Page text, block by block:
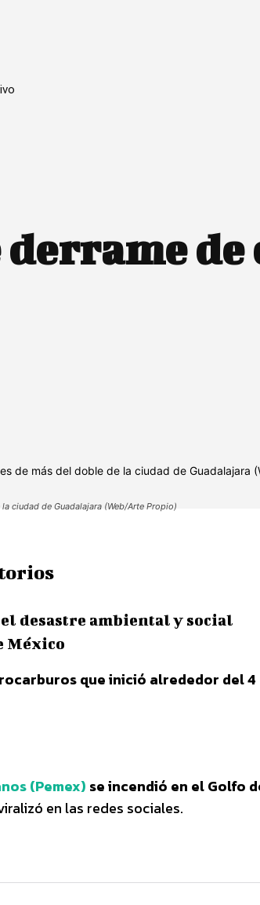
de
ciudad de Guadalajara (Web/Arte Propio)
desastre ambiental y social
México
que inició alrededor del
(Pemex) se incendió en el Golfo
en las redes sociales.